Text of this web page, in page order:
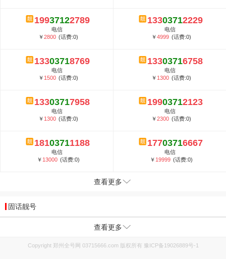
19937122789
电信
￥2800 (话费:0)
13303712229
电信
￥4999 (话费:0)
13303718769
电信
￥ 1500 (话费:0)
13303716758
电信
￥ 1300 (话费:0)
13303717958
电信
￥ 1300 (话费:0)
19903712123
电信
￥2300 (话费:0)
18103711188
电信
￥ 13000 (话费:0)
17703716667
电信
￥ 19999 (话费:0)
查看更多
固话靓号
查看更多
Copyright 郑州全号网 03715666.com 版权所有 豫ICP备19026889号-1